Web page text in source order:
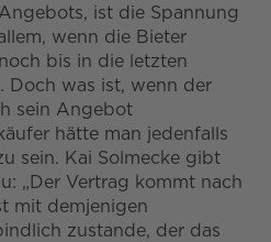
ist die Spannung
wenn die Bieter
bis in die letzten
Doch was ist, wenn der
sein Angebot
hätte man jedenfalls
sein. Kai Solmecke gibt
„Der Vertrag kommt nach
mit demjenigen
zustande, der das